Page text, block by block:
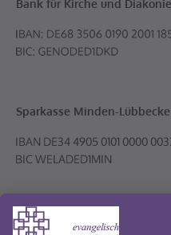
Bank für Kirche und
Sparkasse Minden-Lübbecke
Volksbank PLUS eG